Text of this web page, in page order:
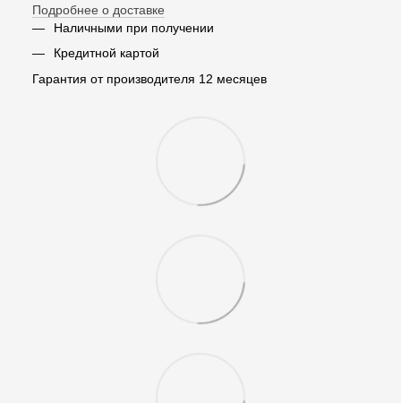
Подробнее о доставке
Наличными при получении
Кредитной картой
Гарантия от производителя 12 месяцев